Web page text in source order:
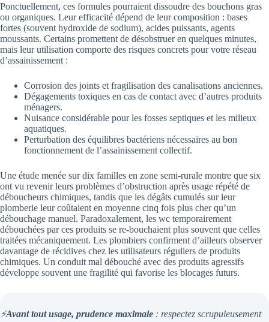
Ponctuellement, ces formules pourraient dissoudre des bouchons gras
ou organiques. Leur efficacité dépend de leur composition : bases
fortes (souvent hydroxide de sodium), acides puissants, agents
moussants. Certains promettent de désobstruer en quelques minutes,
mais leur utilisation comporte des risques concrets pour votre réseau
d’assainissement :
Corrosion des joints et fragilisation des canalisations anciennes.
Dégagements toxiques en cas de contact avec d’autres produits
ménagers.
Nuisance considérable pour les fosses septiques et les milieux
aquatiques.
Perturbation des équilibres bactériens nécessaires au bon
fonctionnement de l’assainissement collectif.
Une étude menée sur dix familles en zone semi-rurale montre que six
ont vu revenir leurs problèmes d’obstruction après usage répété de
déboucheurs chimiques, tandis que les dégâts cumulés sur leur
plomberie leur coûtaient en moyenne cinq fois plus cher qu’un
débouchage manuel. Paradoxalement, les wc temporairement
débouchées par ces produits se re-bouchaient plus souvent que celles
traitées mécaniquement. Les plombiers confirment d’ailleurs observer
davantage de récidives chez les utilisateurs réguliers de produits
chimiques. Un conduit mal débouché avec des produits agressifs
développe souvent une fragilité qui favorise les blocages futurs.
⚡Avant tout usage, prudence maximale : respectez scrupuleusement